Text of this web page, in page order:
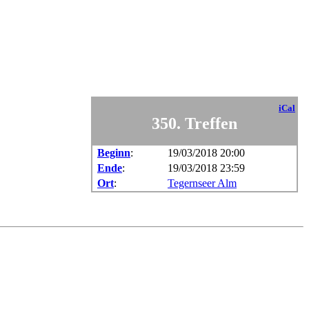
iCal
350. Treffen
Beginn:
19/03/2018 20:00
Ende:
19/03/2018 23:59
Ort: Tegernseer Alm